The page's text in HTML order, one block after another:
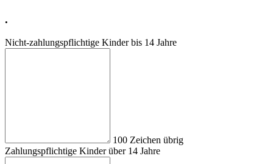
.
Nicht-zahlungspflichtige Kinderbis 14 Jahre
100 Zeichen übrig
Zahlungspflichtige Kinderüber 14 Jahre